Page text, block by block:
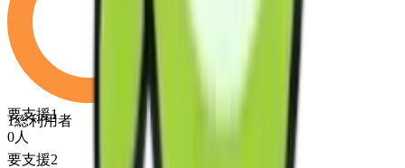
1総利用者
要支援1
0人
要支援2